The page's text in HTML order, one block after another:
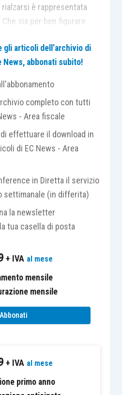
è rappresentata
sia per ben figurare
capire che è arrivato il
vita, la base di tutto è
ciò che comporta. E’
deve cadere dal
la volontà in azione.
dieta, da seguire in modo
bisogna sgarrare, non si
di sorta perché altrimenti
quando siamo sotto
di premiarci con una
La dieta potrebbe
il suo retaggio di efficacia
se non è
scegliere
gli articoli dell’archivio di
News, abbonati subito!
completo con tutti
- Area fiscale
effettuare il download in
di EC News - Area
in Diretta il servizio
settimanale (in differita)
la newsletter
tua casella di posta
+ IVA al mese
mensile
mensile
Abbonati
+ IVA al mese
primo anno